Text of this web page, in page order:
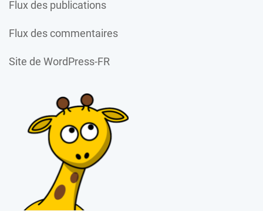
Flux des publications
Flux des commentaires
Site de WordPress-FR